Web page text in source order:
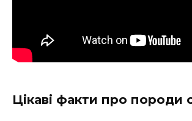
Цікаві факти про породи